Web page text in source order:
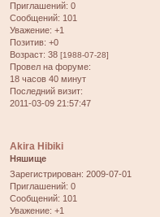
Приглашений: 0
Сообщений: 101
Уважение: +1
Позитив: +0
Возраст: 38 [1988-07-28]
Провел на форуме:
18 часов 40 минут
Последний визит:
2011-03-09 21:57:47
Akira Hibiki
Няшище
Зарегистрирован: 2009-07-01
Приглашений: 0
Сообщений: 101
Уважение: +1